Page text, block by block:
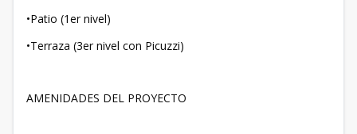
•Patio (1er nivel)
•Terraza (3er nivel con Picuzzi)
AMENIDADES DEL PROYECTO